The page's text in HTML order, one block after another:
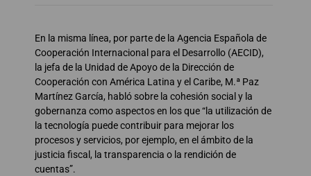
En la misma línea, por parte de la Agencia Española de
Cooperación Internacional para el Desarrollo (AECID),
la jefa de la Unidad de Apoyo de la Dirección de
Cooperación con América Latina y el Caribe, M.ª Paz
Martínez García, habló sobre la cohesión social y la
gobernanza como aspectos en los que “la utilización de
la tecnología puede contribuir para mejorar los
procesos y servicios, por ejemplo, en el ámbito de la
justicia fiscal, la transparencia o la rendición de
cuentas”.